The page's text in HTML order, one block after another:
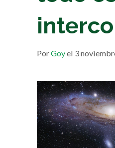
PorGoyel 3